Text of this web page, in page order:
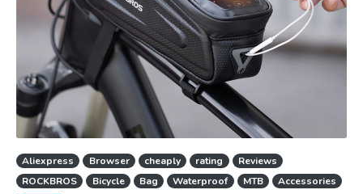
Aliexpress Browser cheaply rating
Reviews
ROCKBROS
Bicycle Bag Waterproof MTB
Accessories